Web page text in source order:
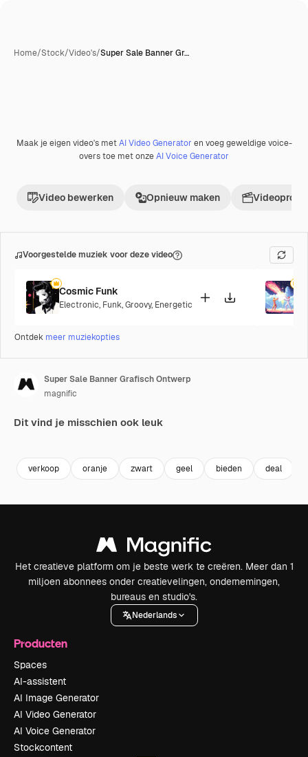
Home/Stock/Video's/Super Sale Banner Gr…
Maak je eigen video's metAI Video Generator en voeg geweldige voice-
overs toe met onzeAI Voice Generator
Video bewerken Opnieuw maken
Voorgestelde muziek voor deze video
Cosmic Funk
Electronic, Funk,Groovy, Energetic
Ontdek meer muziekopties
Super Sale Banner Grafisch Ontwerp
magnific
Dit vind je misschien ook leuk
verkoop oranje zwart geel bieden deal
Het creatieve platform om je beste werk te creëren. Meer dan 1
miljoen abonnees onder creatievelingen, ondernemingen,
bureaus en studio's.
Nederlands
Producten
Spaces
AI-assistent
AI Image Generator
AI Video Generator
AI Voice Generator
Stockcontent